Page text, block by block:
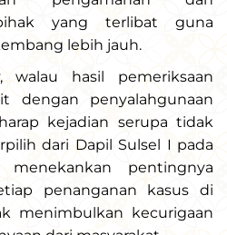
yang terlibat guna
lebih jauh.
walau hasil pemeriksaan
dengan penyalahgunaan
kejadian serupa tidak
dari Dapil Sulsel I pada
pentingnya
penanganan kasus di
menimbulkan kecurigaan